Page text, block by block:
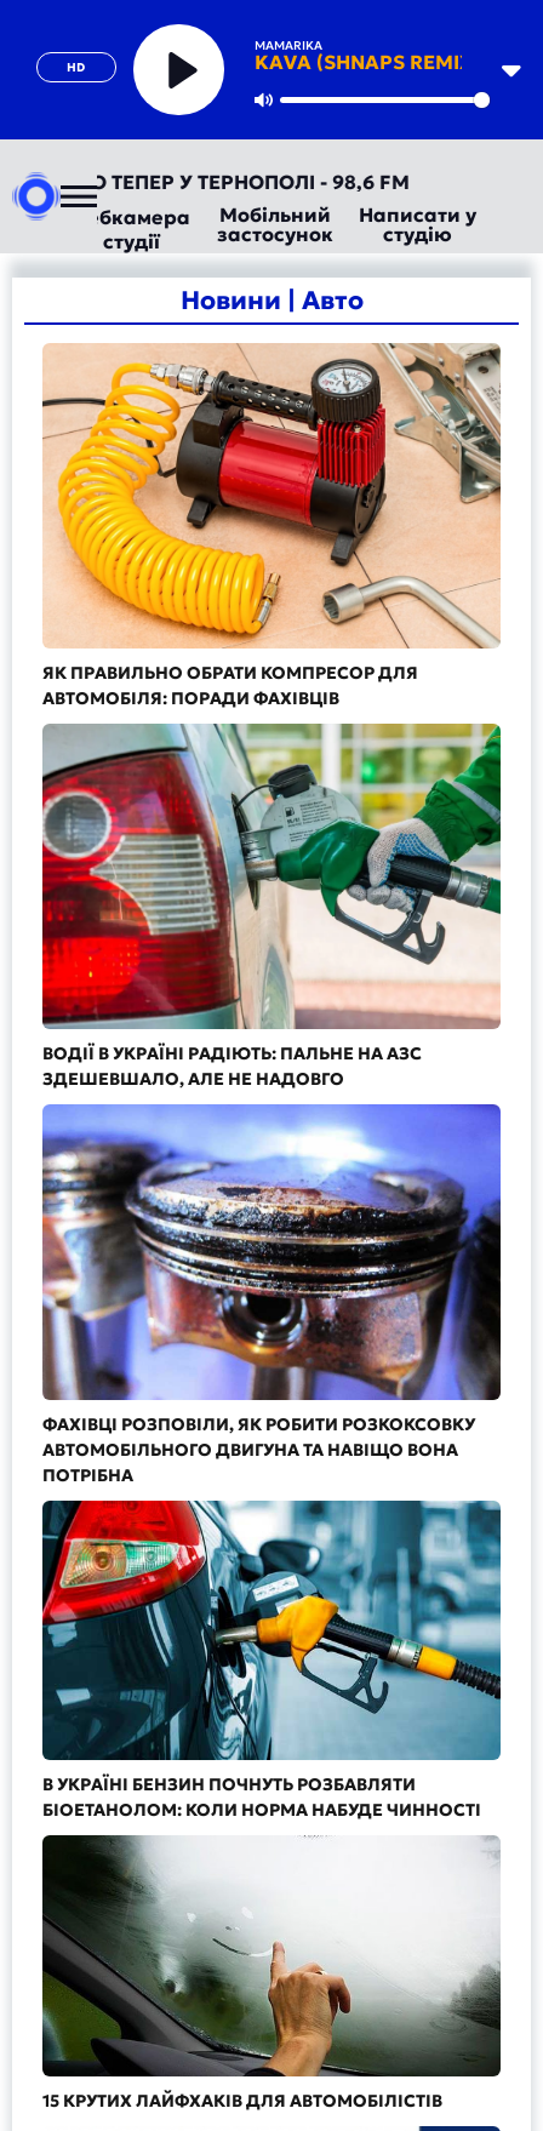
HD
MAMARIKA
KAVA (SHNAPS REMIX)
Play
ТЕПЕР У ТЕРНОПОЛІ - 98,6 FM
Вебкамера
студії
Мобільний
застосунок
Написати у
студію
Новини | Авто
ЯК ПРАВИЛЬНО ОБРАТИ КОМПРЕСОР ДЛЯ
АВТОМОБІЛЯ: ПОРАДИ ФАХІВЦІВ
ВОДІЇ В УКРАЇНІ РАДІЮТЬ: ПАЛЬНЕ НА АЗС
ЗДЕШЕВШАЛО, АЛЕ НЕ НАДОВГО
ФАХІВЦІ РОЗПОВІЛИ, ЯК РОБИТИ РОЗКОКСОВКУ
АВТОМОБІЛЬНОГО ДВИГУНА ТА НАВІЩО ВОНА
ПОТРІБНА
В УКРАЇНІ БЕНЗИН ПОЧНУТЬ РОЗБАВЛЯТИ
БІОЕТАНОЛОМ: КОЛИ НОРМА НАБУДЕ ЧИННОСТІ
15 КРУТИХ ЛАЙФХАКІВ ДЛЯ АВТОМОБІЛІСТІВ